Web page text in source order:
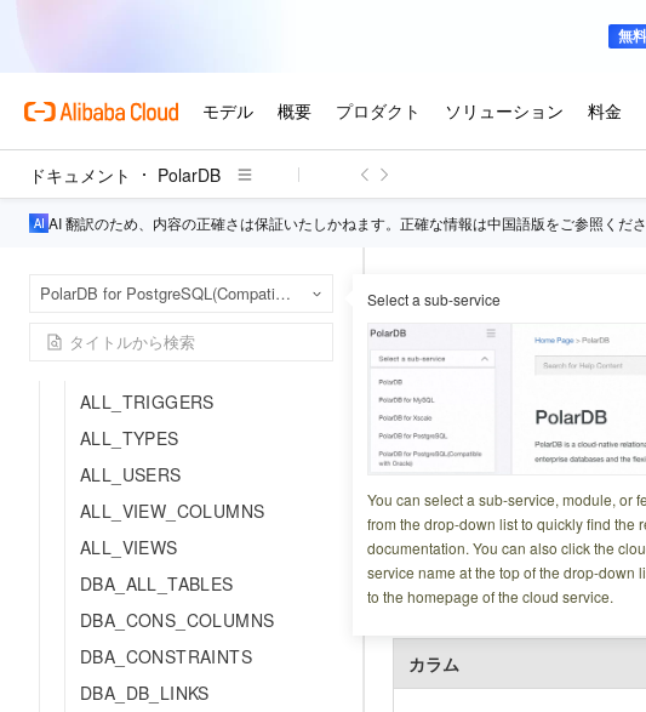
ドキュメント PolarDB
AI 翻訳のため、内容の正確さは保証いたしかねます。正確な情報は中国語版をご参照くださ
PolarDB for PostgreSQL(Compatible with Oracle) Select a sub-service
You can select a sub-service, module, or
from the drop-down list to quickly find the
documentation. You can also click the
service name at the top of the drop-down
to the homepage of the cloud service.
NS
ALL_SYNONYMS
ALL_TAB_COLS
ALL_TAB_COLUMNS
ALL_TAB_PARTITIONS
ALL_TAB_SUBPARTITIONS
ALL_TRIGGERS
ALL_TYPES
ALL_USERS
ALL_VIEW_COLUMNS
ALL_VIEWS
DBA_ALL_TABLES
DBA_CONS_COLUMNS
DBA_CONSTRAINTS
DBA_DB_LINKS
Oracle カタログビュー
更新日時
DBA_PART_KEY_COLUMNS
は
します。
カラム リファレンス
カラム